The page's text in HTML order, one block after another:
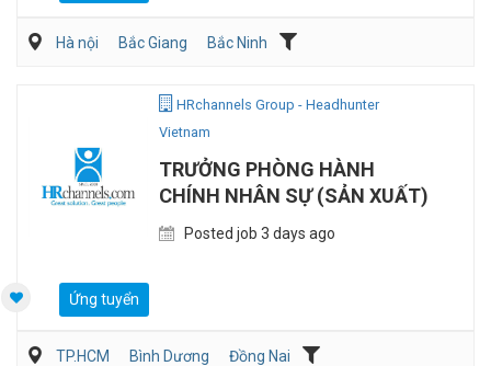
Hà nội Bắc Giang
Bắc Ninh
HRchannels Group - Headhunter
Vietnam
TRƯỞNG PHÒNG HÀNH
CHÍNH NHÂN SỰ (SẢN XUẤT)
Posted job 3 days ago
Ứng tuyển
TP.HCM Bình Dương
Đồng Nai